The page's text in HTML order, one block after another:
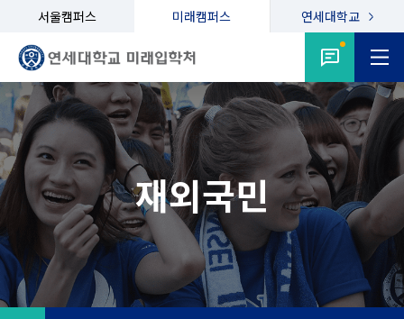
서울캠퍼스 미래캠퍼스 연세대학교
재외국민